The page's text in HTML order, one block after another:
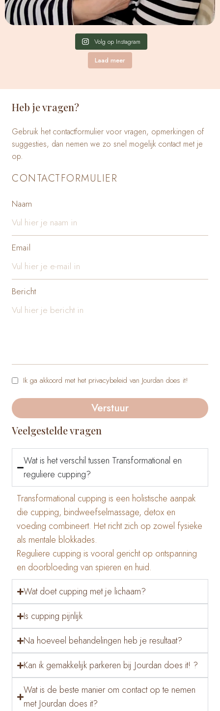
Laad meer
Volg op Instagram
Heb je vragen?
Gebruik het contactformulier voor vragen, opmerkingen of
suggesties, dan nemen we zo snel mogelijk contact met je
op.
CONTACTFORMULIER
Naam
Email
Bericht
Ik ga akkoord met het privacybeleid van Jourdan does it!
Verstuur
Veelgestelde vragen
Wat is het verschil tussen Transformational en
reguliere cupping?
Transformational cupping is een holistische aanpak
die cupping, bindweefselmassage, detox en
voeding combineert. Het richt zich op zowel fysieke
als mentale blokkades.
Reguliere cupping is vooral gericht op ontspanning
en doorbloeding van spieren en huid.
Wat doet cupping met je lichaam?
Is cupping pijnlijk
Na hoeveel behandelingen heb je resultaat?
Kan ik gemakkelijk parkeren bij Jourdan does it! ?
Wat is de beste manier om contact op te nemen
met Jourdan does it?